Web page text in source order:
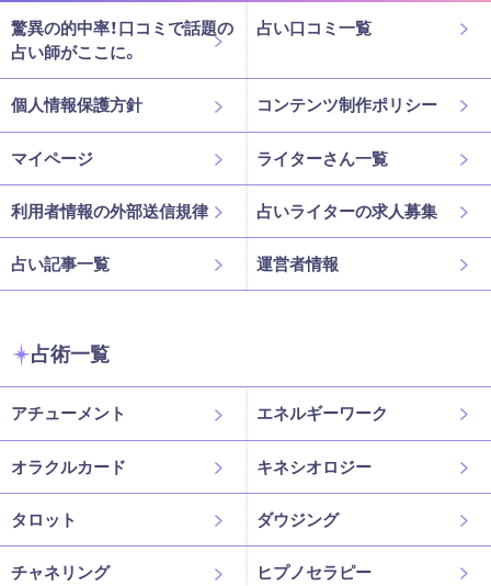
驚異の的中率！口コミで話題の
占い師がここに。
占い口コミ一覧
個人情報保護方針 コンテンツ制作ポリシー
マイページ ライターさん一覧
利用者情報の外部送信規律 占いライターの求人募集
占い記事一覧 運営者情報
占術一覧
アチューメント エネルギーワーク
オラクルカード キネシオロジー
タロット ダウジング
チャネリング ヒプノセラピー